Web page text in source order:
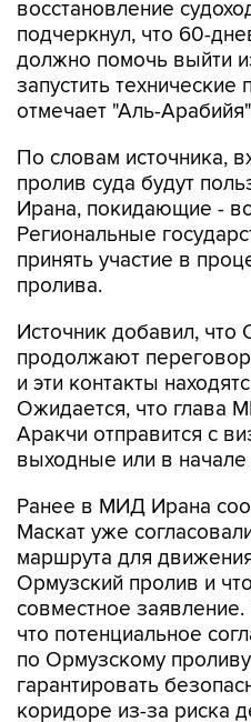
восстановление
подчеркнул, что 60-
должно помочь выйти
запустить
отмечает "Аль-
По словам источника,
пролив суда будут
Ирана, покидающие -
Региональные
принять участие в
пролива.
Источник добавил,
продолжают
и эти контакты
Ожидается, что глава
Аракчи отправится с
выходные или в
Ранее в МИД Ирана
Маскат уже
маршрута для
Ормузский пролив и
совместное
что потенциальное
по Ормузскому
гарантировать
коридоре из-за риска